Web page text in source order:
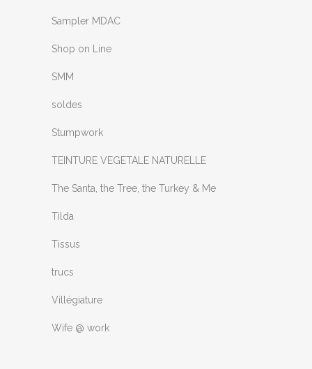
Sampler MDAC
Shop on Line
SMM
soldes
Stumpwork
TEINTURE VEGETALE NATURELLE
The Santa, the Tree, the Turkey & Me
Tilda
Tissus
trucs
Villégiature
Wife @ work